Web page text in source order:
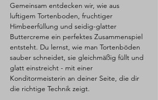
Gemeinsam entdecken wir, wie aus
luftigem Tortenboden, fruchtiger
Himbeerfüllung und seidig-glatter
Buttercreme ein perfektes Zusammenspiel
entsteht. Du lernst, wie man Tortenböden
sauber schneidet, sie gleichmäßig füllt und
glatt einstreicht - mit einer
Konditormeisterin an deiner Seite, die dir
die richtige Technik zeigt.